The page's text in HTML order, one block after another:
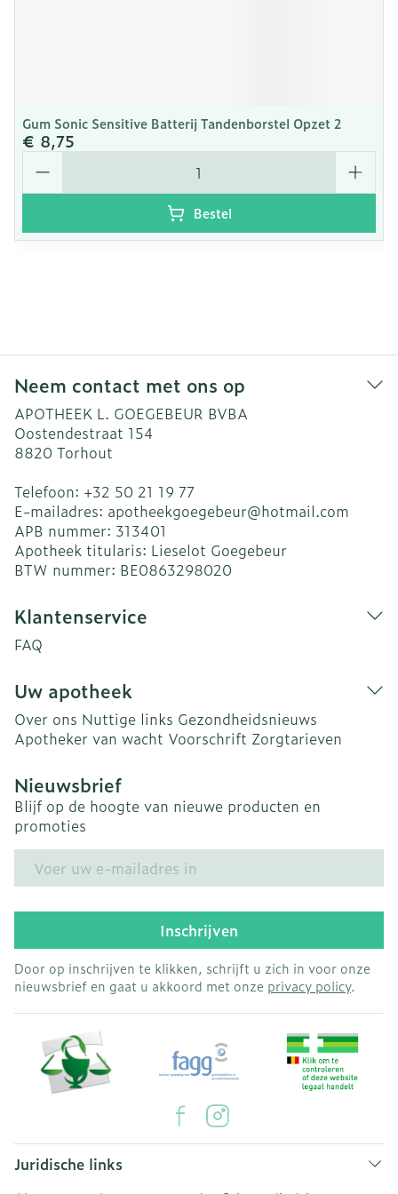
Gum Sonic Sensitive Batterij Tandenborstel Opzet 2
€ 8,75
Aantal
Bestel
Neem contact met ons op
APOTHEEK L. GOEGEBEUR BVBA
Oostendestraat 154
8820 Torhout
Telefoon: +32 50 21 19 77
E-mailadres: apotheekgoegebeur@hotmail.com
APB nummer: 313401
Apotheek titularis: Lieselot Goegebeur
BTW nummer: BE0863298020
Klantenservice
FAQ
Uw apotheek
Over ons Nuttige links Gezondheidsnieuws
Apotheker van wacht Voorschrift Zorgtarieven
Nieuwsbrief
Blijf op de hoogte van nieuwe producten en
promoties
Inschrijven
Door op inschrijven te klikken, schrijft u zich in voor onze
nieuwsbrief en gaat u akkoord met onze privacy policy.
Juridische links